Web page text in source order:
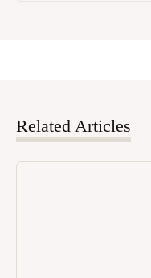
Related Articles